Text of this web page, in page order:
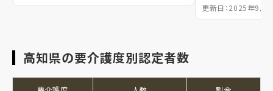
更新日：2025年9月
高知県の要介護度別認定者数